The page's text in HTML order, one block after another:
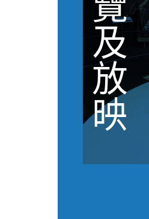
及
放
映